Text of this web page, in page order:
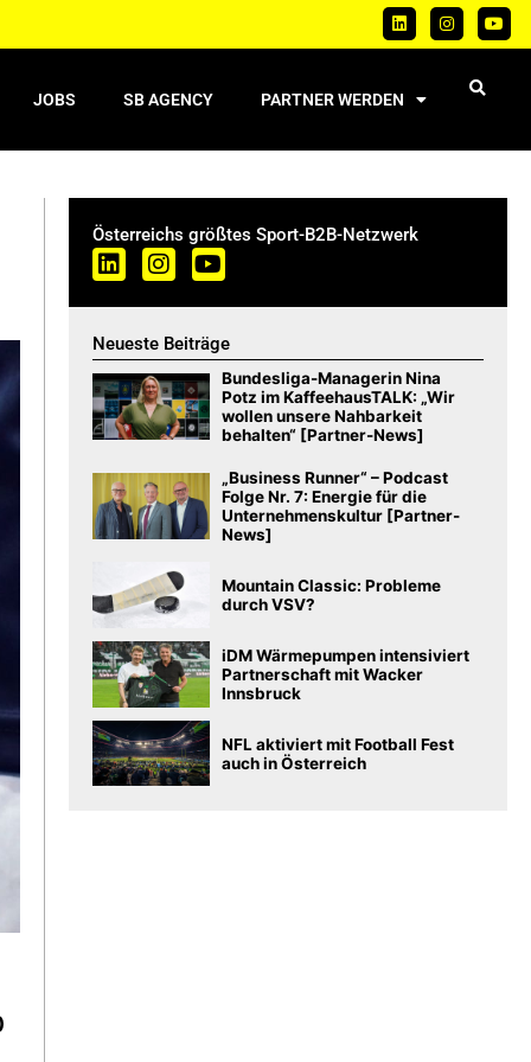
JOBS SB AGENCY PARTNER WERDEN
Österreichs größtes Sport-B2B-Netzwerk
Neueste Beiträge
Bundesliga-Managerin Nina
Potz im KaffeehausTALK: „Wir
wollen unsere Nahbarkeit
behalten“ [Partner-News]
„Business Runner“ – Podcast
Folge Nr. 7: Energie für die
Unternehmenskultur [Partner-
News]
Mountain Classic: Probleme
durch VSV?
iDM Wärmepumpen intensiviert
Partnerschaft mit Wacker
Innsbruck
NFL aktiviert mit Football Fest
auch in Österreich